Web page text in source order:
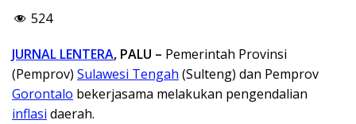
524
JURNAL LENTERA, PALU – Pemerintah Provinsi
(Pemprov) Sulawesi Tengah (Sulteng) dan Pemprov
Gorontalo bekerjasama melakukan pengendalian
inflasi daerah.